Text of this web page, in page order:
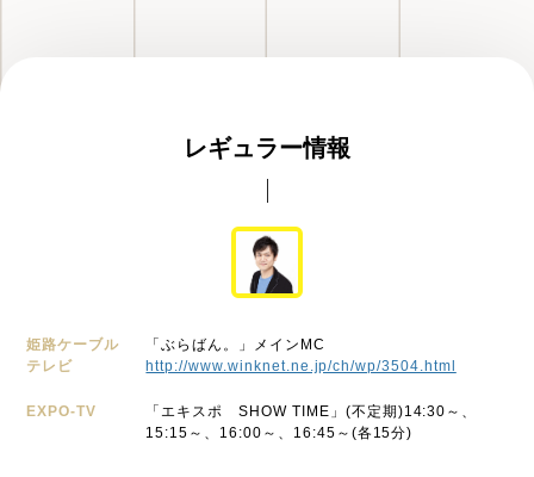
レギュラー情報
姫路ケーブル
テレビ
「ぶらばん。」メインMC
http://www.winknet.ne.jp/ch/wp/3504.html
EXPO-TV
「エキスポ SHOW TIME」(不定期)14:30～、
15:15～、16:00～、16:45～(各15分)